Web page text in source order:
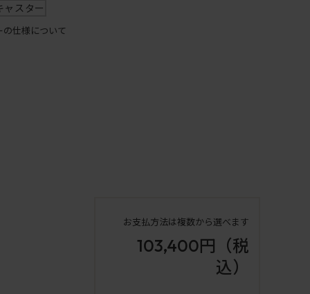
ャスター
の仕様について
お支払方法は複数から選べます
103,400円 （税
込）